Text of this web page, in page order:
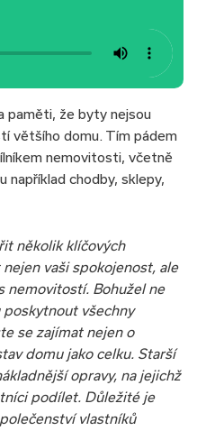
paměti, že byty nejsou
většího domu. Tím pádem
nemovitosti, včetně
například chodby, sklepy,
několik klíčových
vaši spokojenost, ale
nemovitostí. Bohužel ne
poskytnout všechny
se zajímat nejen o
domu jako celku. Starší
opravy, na jejichž
podílet. Důležité je
vlastníků